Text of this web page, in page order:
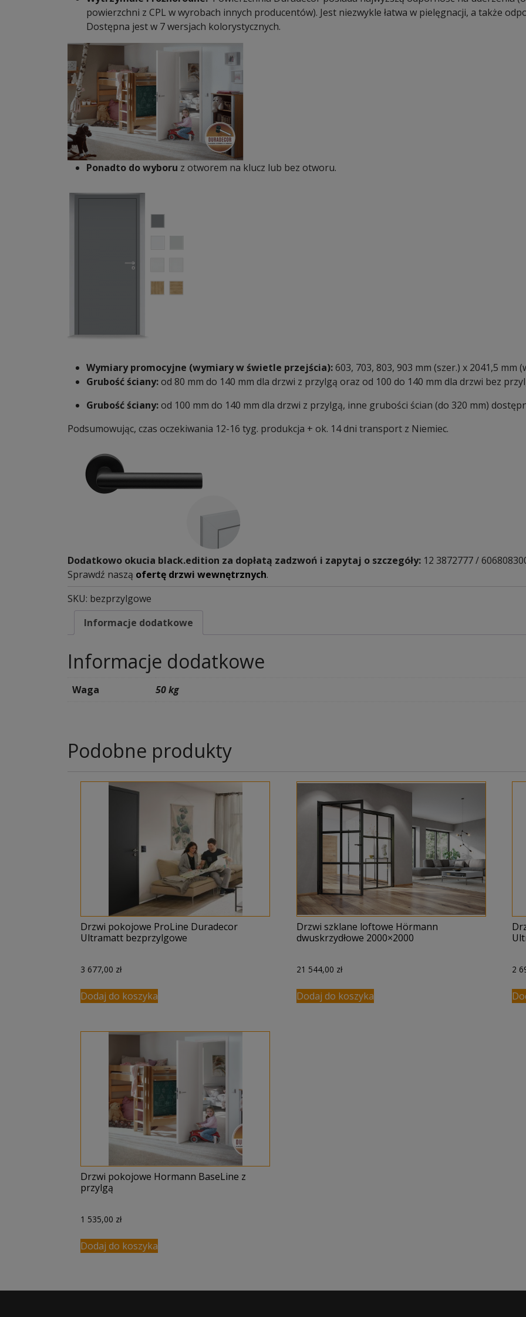
powierzchni z CPL w wyrobach innych producentów). Jest niezwykle łatwa w pielęgnacji, a także
Dostępna jest w 7 wersjach kolorystycznych.
Ponadto do wyboru z otworem na klucz lub bez otworu.
Wymiary promocyjne (wymiary w świetle przejścia):603, 703, 803, 903 mm (szer.) x 2041,5 mm
Grubość ściany:od 80 mm do 140 mm dla drzwi z przylgą oraz od 100 do 140 mm dla drzwi bez
Grubość ściany:od 100 mm do 140 mm dla drzwi z przylgą, inne grubości ścian (do 320 mm)
Podsumowując, czas oczekiwania 12-16 tyg. produkcja + ok. 14 dni transport z Niemiec.
Dodatkowo okucia black.edition za dopłatą zadzwoń i zapytaj o szczegóły: 12 3872777 /
Sprawdź naszą ofertę drzwi wewnętrznych.
SKU: bezprzylgowe
Informacje dodatkowe
Informacje dodatkowe
Waga 50 kg
Podobne produkty
Drzwi pokojowe ProLine Duradecor
Ultramatt bezprzylgowe
3 677,00 zł
Dodaj do koszyka
Drzwi szklane loftowe Hörmann
dwuskrzydłowe 2000×2000
21 544,00 zł
Dodaj do koszyka
2
Drzwi pokojowe Hormann BaseLine z
przylgą
1 535,00 zł
Dodaj do koszyka